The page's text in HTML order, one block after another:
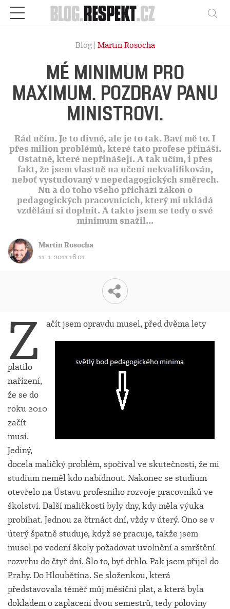
Respekt
Blog | Martin Rosocha
MÉ MINIMUM PRO
MAXIMUM. POZDRAV PANU
MINISTROVI.
Rád učím. Je to divné, ale je to tak. Baví mě to. I
přes milion problémů, které tato profese přináší.
Ostatně, které nepřinášejí. A tak učím, i přes
fakt, že jsem vlastně na učení nekvalifikován,
neboť vystudovaný v nepedagogických směrech.
Nu a do toho všeho přichází zákon o
pedagogických pracovnících, který mi ukládá
vzdělání si doplnit. A takto jsem se tedy o své
minimum snažil...
Martin Rosocha
11. 1. 2011 16:01
Z ačít jsem opravdu musel, před dvěma lety
platilo
nařízení,
že se do
roku 2010
začít
musí.
Jediný,
docela maličký problém, spočíval ve skutečnosti, že mi
studium neměl kdo nabídnout. Nakonec se studium
otevřelo na Ústavu profesního rozvoje pracovníků ve
školství. Další maličkostí byly dny, kdy měla výuka
probíhat. Jednou za čtrnáct dní, vždy v úterý. Ono se v
úterý špatně studuje, když se pracuje, takže jsem
musel po vedení školy požadovat uvolnění a smrštění
rozvrhu do čtyř dní. Šlo to, byť drhlo. Pak jsem přijel do
Prahy. Do Hloubětína. Se složenkou, která
představovala téměř můj měsíční plat, a která byla
dokladem o zaplacení dvou semestrů, tedy poloviny